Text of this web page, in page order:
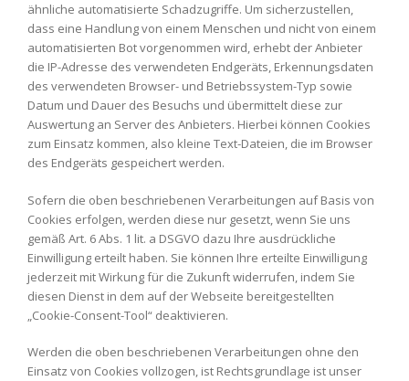
ähnliche automatisierte Schadzugriffe. Um sicherzustellen,
dass eine Handlung von einem Menschen und nicht von einem
automatisierten Bot vorgenommen wird, erhebt der Anbieter
die IP-Adresse des verwendeten Endgeräts, Erkennungsdaten
des verwendeten Browser- und Betriebssystem-Typ sowie
Datum und Dauer des Besuchs und übermittelt diese zur
Auswertung an Server des Anbieters. Hierbei können Cookies
zum Einsatz kommen, also kleine Text-Dateien, die im Browser
des Endgeräts gespeichert werden.
Sofern die oben beschriebenen Verarbeitungen auf Basis von
Cookies erfolgen, werden diese nur gesetzt, wenn Sie uns
gemäß Art. 6 Abs. 1 lit. a DSGVO dazu Ihre ausdrückliche
Einwilligung erteilt haben. Sie können Ihre erteilte Einwilligung
jederzeit mit Wirkung für die Zukunft widerrufen, indem Sie
diesen Dienst in dem auf der Webseite bereitgestellten
„Cookie-Consent-Tool“ deaktivieren.
Werden die oben beschriebenen Verarbeitungen ohne den
Einsatz von Cookies vollzogen, ist Rechtsgrundlage ist unser